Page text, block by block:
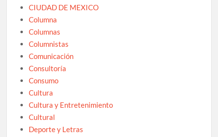
CIUDAD DE MEXICO
Columna
Columnas
Columnistas
Comunicación
Consultoría
Consumo
Cultura
Cultura y Entretenimiento
Cultural
Deporte y Letras